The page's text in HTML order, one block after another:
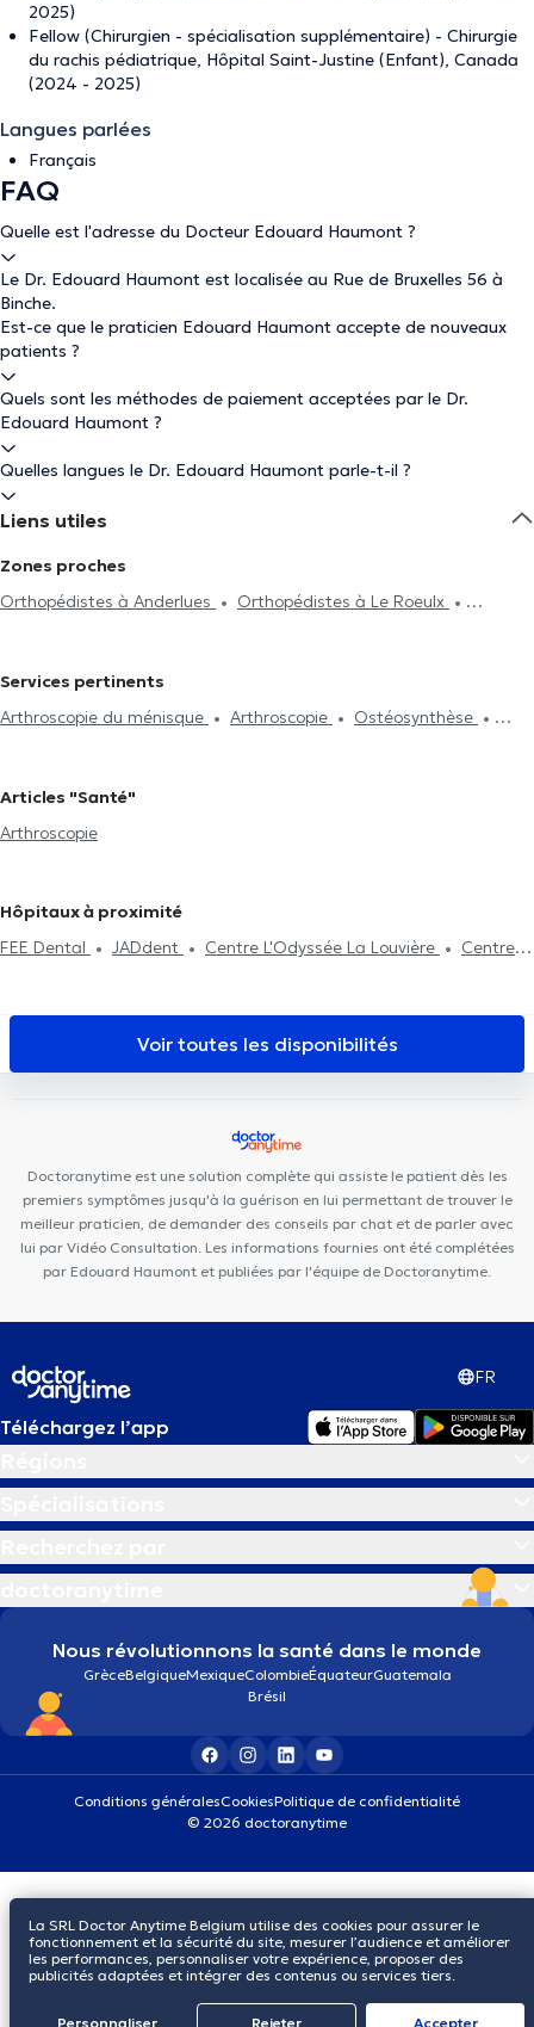
2025)
Fellow (Chirurgien - spécialisation supplémentaire) - Chirurgie
du rachis pédiatrique, Hôpital Saint-Justine (Enfant), Canada
(2024 - 2025)
Langues parlées
Français
FAQ
Quelle est l'adresse du Docteur Edouard Haumont ?
Le Dr. Edouard Haumont est localisée au Rue de Bruxelles 56 à
Binche.
Est-ce que le praticien Edouard Haumont accepte de nouveaux
patients ?
Quels sont les méthodes de paiement acceptées par le Dr.
Edouard Haumont ?
Quelles langues le Dr. Edouard Haumont parle-t-il ?
Liens utiles
Zones proches
Orthopédistes à Anderlues
Orthopédistes à Le Roeulx
Charleroi
Orthopédistes à Mons
Orthopédistes à Masnuy-Saint-Jean
Orthopédistes à Seneffe
Services pertinents
Arthroscopie du ménisque
Arthroscopie
Ostéosynthèse
Articles "Santé"
Arthroscopie
Hôpitaux à proximité
FEE Dental
JADdent Centre L'Odyssée La Louvière
Centre
Cabinet Bourlard - Lion
VOCLIdental TRAZEGNIES
CMJ - English consultation
Centre Paramédical de Casteau
Centre Μontois d'Ostéopathie
Voir toutes les disponibilités
Doctoranytime est une solution complète qui assiste le patient dès les
premiers symptômes jusqu'à la guérison en lui permettant de trouver le
meilleur praticien, de demander des conseils par chat et de parler avec
lui par Vidéo Consultation. Les informations fournies ont été complétées
par Edouard Haumont et publiées par l'équipe de Doctoranytime.
FR
Téléchargez l’app
Nous révolutionnons la santé dans le monde
GrèceBelgiqueMexiqueColombieÉquateurGuatemala
Brésil
Conditions généralesCookiesPolitique de confidentialité
© 2026 doctoranytime
La SRL Doctor Anytime Belgium utilise des cookies pour assurer le
fonctionnement et la sécurité du site, mesurer l’audience et améliorer
les performances, personnaliser votre expérience, proposer des
publicités adaptées et intégrer des contenus ou services tiers.
Personnaliser Rejeter Αccepter